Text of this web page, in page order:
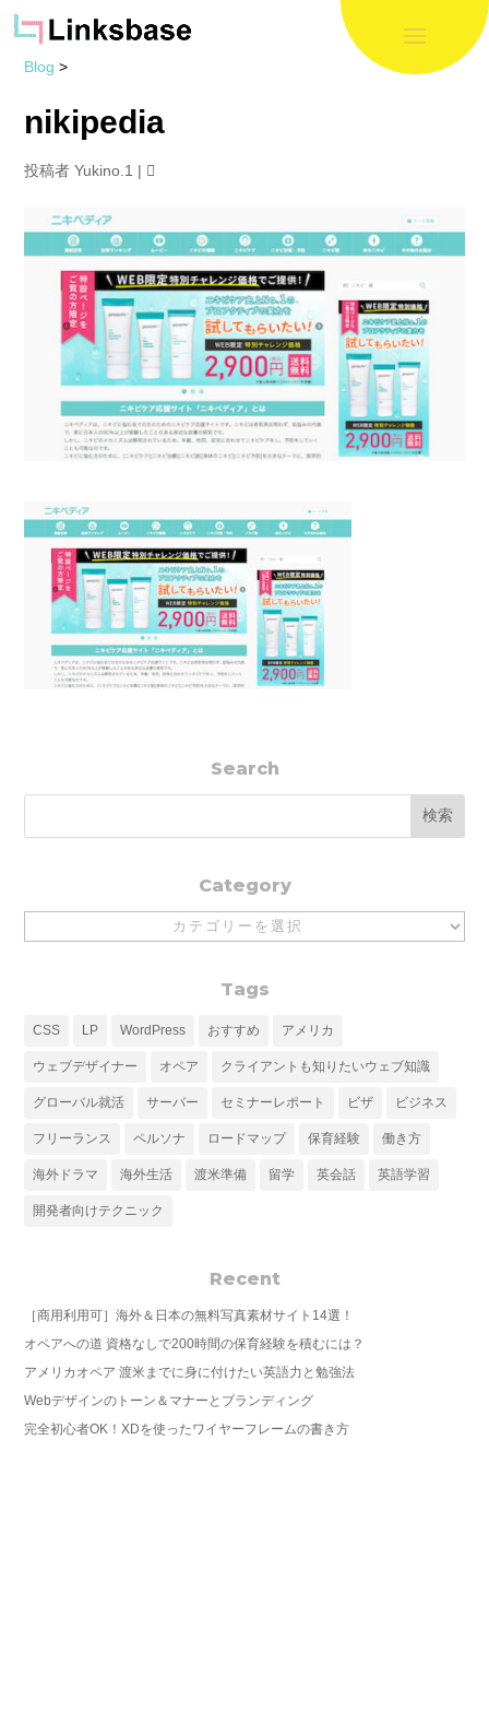
Blog >
nikipedia
投稿者Yukino.1 |
Search
Category
Tags
CSS LP WordPress おすすめ アメリカ
ウェブデザイナー オペア クライアントも知りたいウェブ知識
グローバル就活 サーバー セミナーレポート ビザ ビジネス
フリーランス ペルソナ ロードマップ 保育経験 働き方
海外ドラマ 海外生活 渡米準備 留学 英会話 英語学習
開発者向けテクニック
Recent
［商用利用可］海外＆日本の無料写真素材サイト14選！
オペアへの道 資格なしで200時間の保育経験を積むには？
アメリカオペア 渡米までに身に付けたい英語力と勉強法
Webデザインのトーン＆マナーとブランディング
完全初心者OK！XDを使ったワイヤーフレームの書き方